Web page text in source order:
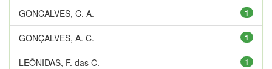
1
GONCALVES, C. A.
1
GONÇALVES, A. C.
1
LEÔNIDAS, F. das C.